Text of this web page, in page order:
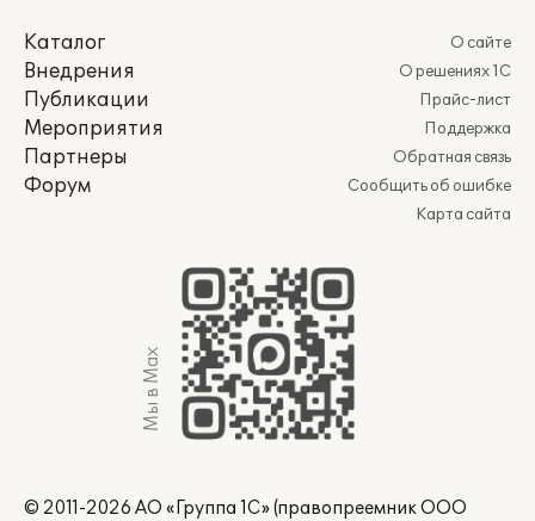
Каталог
Внедрения
Публикации
Мероприятия
Партнеры
Форум
О сайте
О решениях 1С
Прайс-лист
Поддержка
Обратная связь
Сообщить об ошибке
Карта сайта
Мы в Max
© 2011-2026 АО «Группа 1С» (правопреемник ООО